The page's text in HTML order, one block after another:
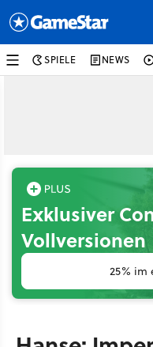
SPIELE NEWS
Exklusiver
Vollversionen
25% im